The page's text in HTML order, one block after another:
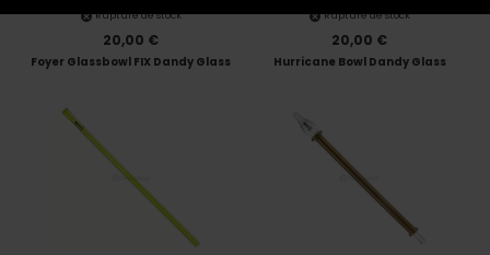
Rupture de stock
20,00 €
Foyer Glassbowl FIX Dandy Glass
Rupture de stock
20,00 €
Hurricane Bowl Dandy Glass